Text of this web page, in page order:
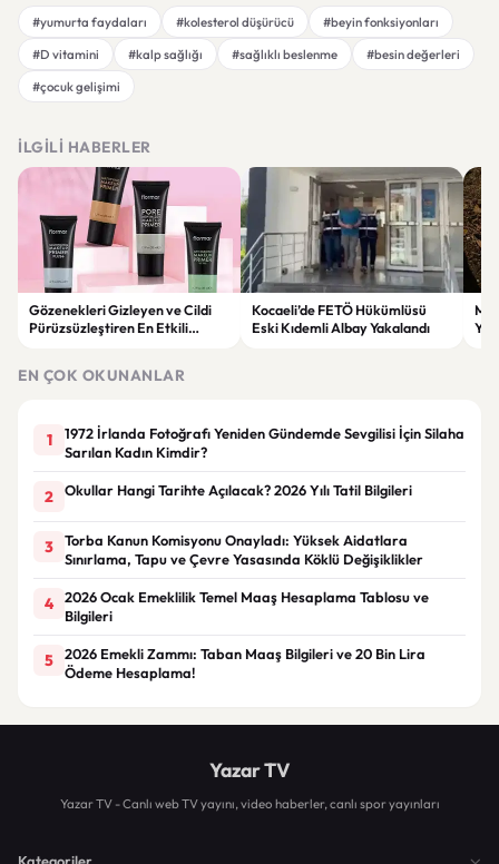
#yumurta faydaları #kolesterol düşürücü
#beyin fonksiyonları
#D vitamini
#kalp sağlığı #sağlıklı beslenme
#besin değerleri
#çocuk gelişimi
İLGILI HABERLER
Gözenekleri Gizleyen ve Cildi
Pürüzsüzleştiren En Etkili
Kocaeli’de FETÖ Hükümlüsü
Eski Kıdemli Albay Yakalandı
EN ÇOK OKUNANLAR
1
1972 İrlanda Fotoğrafı Yeniden Gündemde Sevgilisi İçin Silaha
Sarılan Kadın Kimdir?
2 Okullar Hangi Tarihte Açılacak? 2026 Yılı Tatil Bilgileri
3
Torba Kanun Komisyonu Onayladı: Yüksek Aidatlara
Sınırlama, Tapu ve Çevre Yasasında Köklü Değişiklikler
4
2026 Ocak Emeklilik Temel Maaş Hesaplama Tablosu ve
Bilgileri
5
2026 Emekli Zammı: Taban Maaş Bilgileri ve 20 Bin Lira
Ödeme Hesaplama!
Yazar TV
Yazar TV - Canlı web TV yayını, video haberler, canlı spor yayınları
Kategoriler